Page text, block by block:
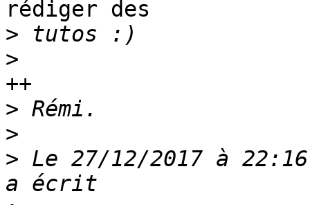
rédiger des
>
>
++
>
>
> Le 27/12/2017 à